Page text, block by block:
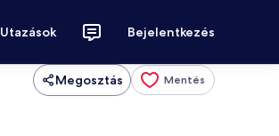
Utazások Bejelentkezés
Megosztás Mentés